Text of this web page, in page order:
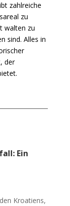
zahlreiche
zu
walten zu
sind. Alles in
der
Ein
Kroatiens,